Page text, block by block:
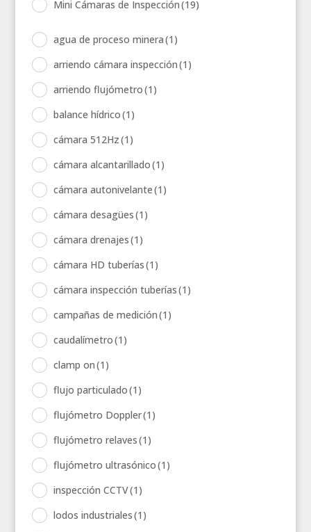
Mini Cámaras de Inspección(19)
agua de proceso minera(1)
arriendo cámara inspección(1)
arriendo flujómetro(1)
balance hídrico(1)
cámara 512Hz(1)
cámara alcantarillado(1)
cámara autonivelante(1)
cámara desagües(1)
cámara drenajes(1)
cámara HD tuberías(1)
cámara inspección tuberías(1)
campañas de medición(1)
caudalímetro(1)
clamp on(1)
flujo particulado(1)
flujómetro Doppler(1)
flujómetro relaves(1)
flujómetro ultrasónico(1)
inspección CCTV(1)
lodos industriales(1)